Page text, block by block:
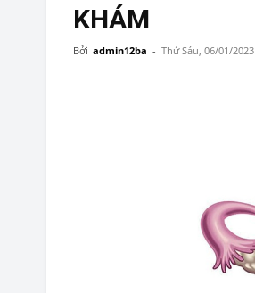
KHÁM
Bởi admin12ba - Thứ Sáu, 06/01/2023